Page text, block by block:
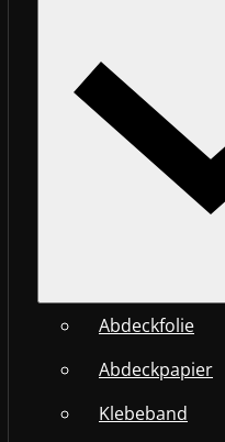
Abdeckfolie
Abdeckpapier
Klebeband